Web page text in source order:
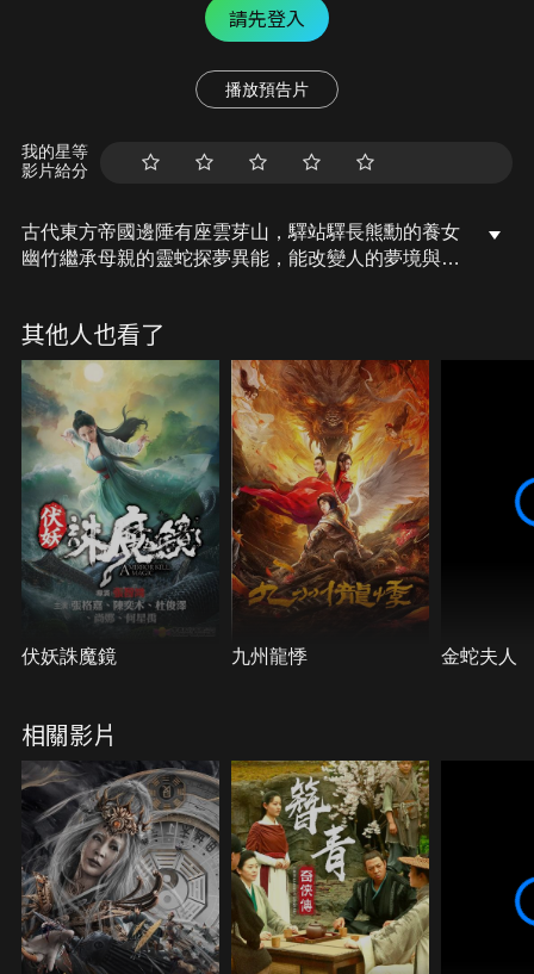
請先登入
播放預告片
我的星等
影片給分
古代東方帝國邊陲有座雲芽山，驛站驛長熊勳的養女
幽竹繼承母親的靈蛇探夢異能，能改變人的夢境與心
中，為了獲取她的異能，一場廝殺即將展開。
其他人也看了
伏妖誅魔鏡 九州龍悸 金蛇夫人
相關影片